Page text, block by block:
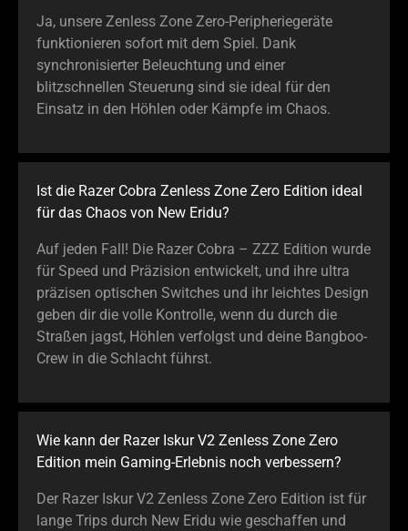
Ja, unsere Zenless Zone Zero-Peripheriegeräte
funktionieren sofort mit dem Spiel. Dank
synchronisierter Beleuchtung und einer
blitzschnellen Steuerung sind sie ideal für den
Einsatz in den Höhlen oder Kämpfe im Chaos.
Ist die Razer Cobra Zenless Zone Zero Edition ideal
für das Chaos von New Eridu?
Auf jeden Fall! Die Razer Cobra – ZZZ Edition wurde
für Speed und Präzision entwickelt, und ihre ultra
präzisen optischen Switches und ihr leichtes Design
geben dir die volle Kontrolle, wenn du durch die
Straßen jagst, Höhlen verfolgst und deine Bangboo-
Crew in die Schlacht führst.
Wie kann der Razer Iskur V2 Zenless Zone Zero
Edition mein Gaming-Erlebnis noch verbessern?
Der Razer Iskur V2 Zenless Zone Zero Edition ist für
lange Trips durch New Eridu wie geschaffen und